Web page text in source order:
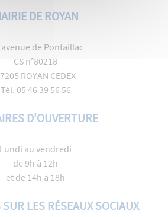
DE ROYAN
avenue de Pontaillac
CS n°80218
ROYAN CEDEX
Tél. 05 46 39 56 56
D'OUVERTURE
Lundi au vendredi
de 9h à 12h
et de 14h à 18h
LES RÉSEAUX SOCIAUX